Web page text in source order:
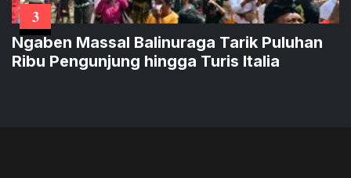
3
Ngaben Massal Balinuraga Tarik Puluhan
Ribu Pengunjung hingga Turis Italia